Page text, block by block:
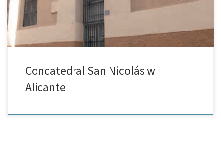
Concatedral San Nicolás w
Alicante